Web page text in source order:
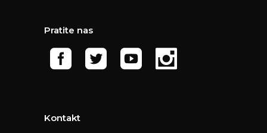
Pratite nas
Kontakt